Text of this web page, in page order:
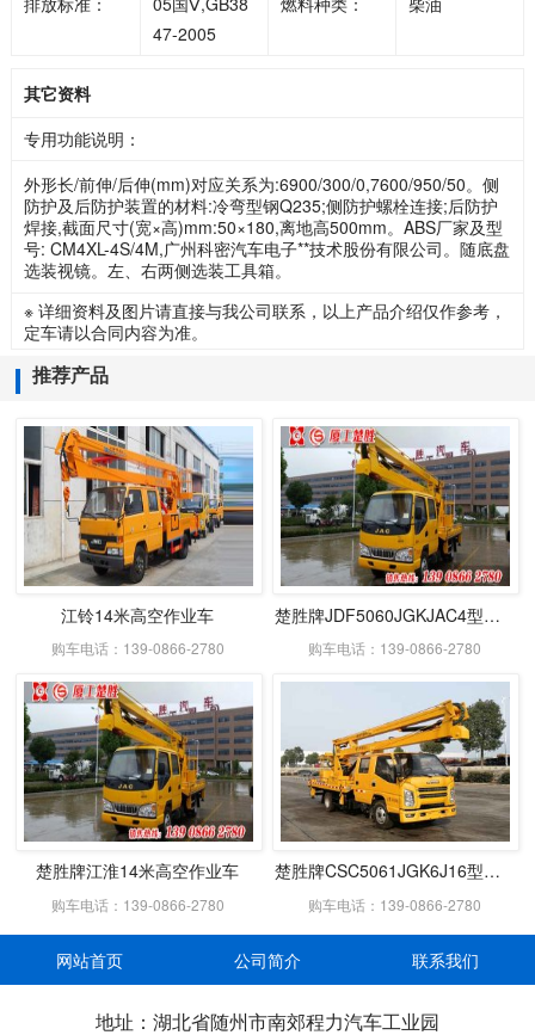
47-2005
其它资料
专用功能说明：
外形长/前伸/后伸(mm)对应关系为:6900/300/0,7600/950/50。侧
防护及后防护装置的材料:冷弯型钢Q235;侧防护螺栓连接;后防护
焊接,截面尺寸(宽×高)mm:50×180,离地高500mm。ABS厂家及型
号: CM4XL-4S/4M,广州科密汽车电子**技术股份有限公司。随底盘
选装视镜。左、右两侧选装工具箱。
※ 详细资料及图片请直接与我公司联系，以上产品介绍仅作参考，
定车请以合同内容为准。
推荐产品
江铃14米高空作业车
购车电话：139-0866-2780
楚胜牌JDF5060JGKJAC4型高空作业车
购车电话：139-0866-2780
楚胜牌江淮14米高空作业车
购车电话：139-0866-2780
楚胜牌CSC5061JGK6J16型高空作业车
购车电话：139-0866-2780
网站首页 公司简介 联系我们
地址：湖北省随州市南郊程力汽车工业园